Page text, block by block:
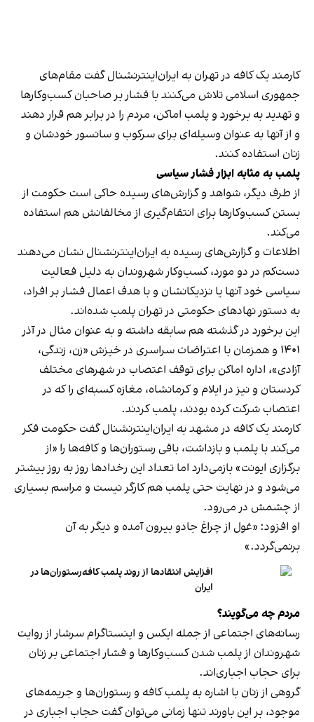
کارمند یک کافه در تهران به ایران‌اینترنشنال گفت مقام‌های
جمهوری اسلامی تلاش می‌کنند با فشار بر صاحبان کسب‌وکارها
و تهدید به برخورد و پلمب اماکن، مردم را در برابر هم قرار دهند
و از آنها به عنوان وسیله‌ای برای سرکوب و سانسور خودشان و
زنان استفاده کنند.
پلمب به مثابه ابزار فشار سیاسی
از طرف دیگر، شواهد و گزارش‌های رسیده حاکی است حکومت از
بستن کسب‌وکارها برای انتقام‌گیری از مخالفانش هم استفاده
می‌کند.
اطلاعات و گزارش‌های رسیده به ایران‌اینترنشنال نشان می‌دهند
دست‌کم در دو مورد، کسب‌وکار شهروندان به دلیل فعالیت
سیاسی خود آنها یا نزدیکانشان و با هدف اعمال فشار بر افراد،
به دستور نهادهای حکومتی در تهران پلمب شده‌اند.
این برخورد در گذشته هم سابقه داشته و به عنوان مثال در آذر
۱۴۰۱ و همزمان با اعتراضات سراسری در خیزش «زن، زندگی،
آزادی»، اداره اماکن برای توقف اعتصاب در شهرهای مختلف
کردستان و نیز در ایلام و کرمانشاه، مغازه کسبه‌ای را که در
اعتصاب شرکت کرده بودند، پلمب کردند.
کارمند یک کافه در مشهد به ایران‌اینترنشنال گفت حکومت فکر
می‌کند با پلمب و بازداشت، باقی رستوران‌ها و کافه‌ها را «از
برگزاری ایونت» بازمی‌دارد اما تعداد این رخدادها روز به روز بیشتر
می‌شود و در نهایت حتی پلمب هم کارگر نیست و مراسم بسیاری
از چشمش در می‌رود.
او افزود: «غول از چراغ جادو بیرون آمده و دیگر به آن
برنمی‎‌گردد.»
افزایش انتقادها از روند پلمب کافه‌رستوران‌ها در
ایران
مردم چه می‌گویند؟
رسانه‎‌های اجتماعی از جمله ایکس و اینستاگرام سرشار از روایت
شهروندان از پلمب شدن کسب‌وکارها و فشار اجتماعی بر زنان
برای حجاب اجباری‌اند.
گروهی از زنان با اشاره به پلمب کافه و رستوران‌ها و جریمه‌های
موجود، بر این باورند تنها زمانی می‌توان گفت حجاب اجباری در